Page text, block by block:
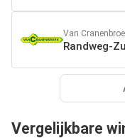
Van
Randweg-
Vergelijkbare